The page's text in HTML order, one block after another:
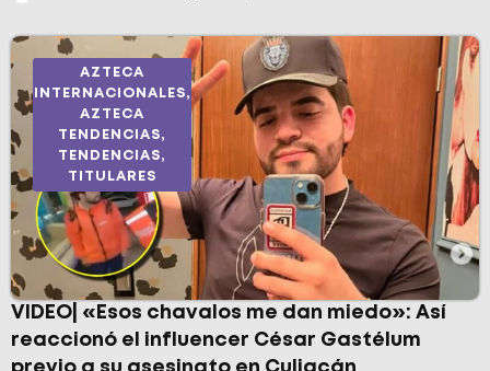
AZTECA
INTERNACIONALES,
AZTECA
TENDENCIAS,
TENDENCIAS,
TITULARES
VIDEO| «Esos chavalos me dan miedo»: Así
reaccionó el influencer César Gastélum
previo a su asesinato en Culiacán